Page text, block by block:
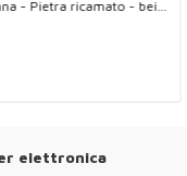
- Pietra ricamato - beige
elettronica